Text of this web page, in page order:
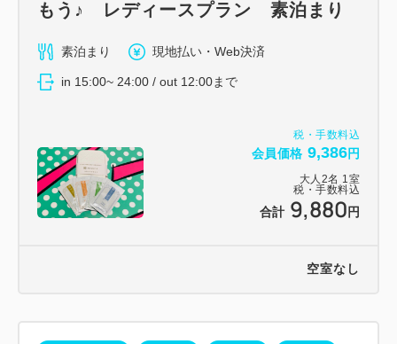
税・手数料込
会員価格 9,386円
大人 2名 1室
税・手数料込
合計 9,880 円
もう♪ レディースプラン 素泊まり
素泊まり 現地払い・Web決済
in 15:00~ 24:00 / out 12:00まで
空室なし